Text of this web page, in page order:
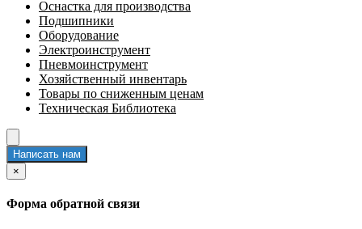
Оснастка для производства
Подшипники
Оборудование
Электроинструмент
Пневмоинструмент
Хозяйственный инвентарь
Товары по сниженным ценам
Техническая Библиотека
Написать нам
×
Форма обратной связи